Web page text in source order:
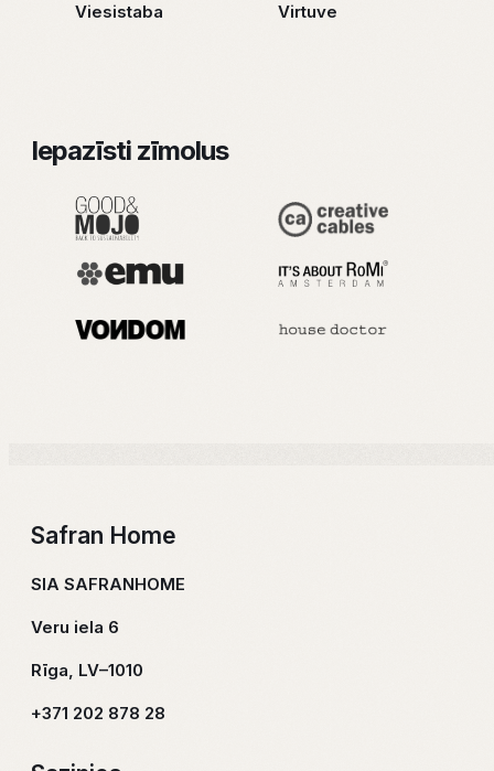
Viesistaba Virtuve
Iepazīsti zīmolus
“Safranhome” telpas un sajūtu platformā esam
apkopojusi īpaši atlasītus, kvalitatīvus interjera
dekorus, aromātus, telpu tekstilu un apdares
lai ikviens tajā varētu atrast sev ko tīkamu un iekārtot
Safran Home
SIA SAFRANHOME
Veru iela 6
Rīga, LV–1010
+371 202 878 28